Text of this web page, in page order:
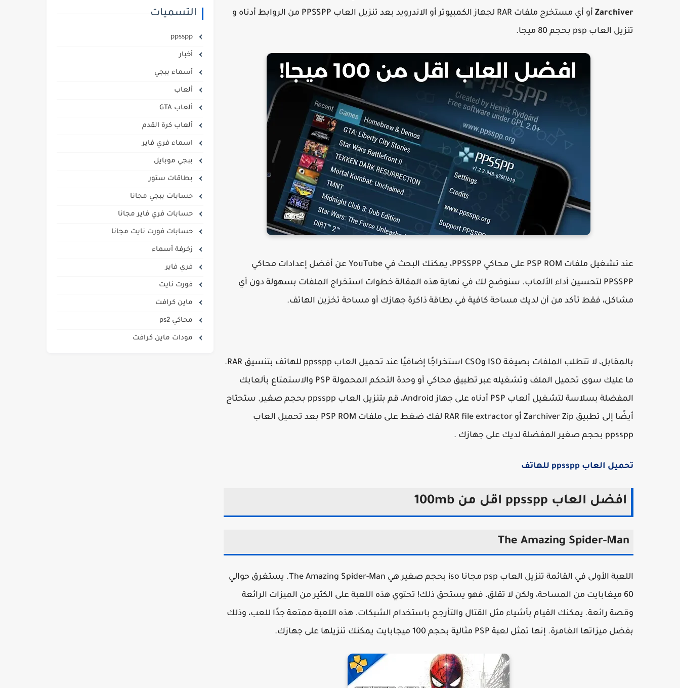
Zarchiver
أو أي مستخرج ملفات RAR لجهاز الكمبيوتر أو الاندرويد بعد تنزيل العاب PPSSPP من الروابط أدناه و
تنزيل العاب psp بحجم 80 ميجا.
عند تشغيل ملفات PSP ROM على محاكي PPSSPP، يمكنك البحث في YouTube عن أفضل إعدادات محاكي
PPSSPP لتحسين أداء الألعاب. سنوضح لك في نهاية هذه المقالة خطوات استخراج الملفات بسهولة دون أي
مشاكل، فقط تأكد من أن لديك مساحة كافية في بطاقة ذاكرة جهازك أو مساحة تخزين الهاتف.
بالمقابل، لا تتطلب الملفات بصيغة ISO وCSO استخراجًا إضافيًا عند تحميل العاب ppsspp للهاتف بتنسيق RAR.
ما عليك سوى تحميل الملف وتشغيله عبر تطبيق محاكي أو وحدة التحكم المحمولة PSP والاستمتاع بألعابك
المفضلة بسلاسة لتشغيل ألعاب PSP أدناه على جهاز Android، قم بتنزيل العاب ppsspp بحجم صغير. ستحتاج
أيضًا إلى تطبيق Zarchiver Zip أو RAR file extractor لفك ضغط على ملفات PSP ROM بعد تحميل العاب
ppsspp بحجم صغير المفضلة لديك على جهازك .
تحميل العاب ppsspp للهاتف
افضل العاب ppsspp اقل من 100mb
The Amazing Spider-Man
اللعبة الأولى في القائمة تنزيل العاب psp مجانا iso بحجم صغير هي The Amazing Spider-Man. يستغرق حوالي
60 ميغابايت من المساحة، ولكن لا تقلق، فهو يستحق ذلك! تحتوي هذه اللعبة على الكثير من الميزات الرائعة
وقصة رائعة. يمكنك القيام بأشياء مثل القتال والتأرجح باستخدام الشبكات. هذه اللعبة ممتعة جدًا للعب، وذلك
بفضل ميزاتها الغامرة. إنها تمثل لعبة PSP مثالية بحجم 100 ميجابايت يمكنك تنزيلها على جهازك.
التسميات
ppsspp
أخبار
أسماء ببجي
ألعاب
ألعاب GTA
ألعاب كرة القدم
اسماء فري فاير
ببجي موبايل
بطاقات ستور
حسابات ببجي مجانا
حسابات فري فاير مجانا
حسابات فورت نايت مجانا
زخرفة أسماء
فري فاير
فورت نايت
ماين كرافت
محاكي ps2
مودات ماين كرافت